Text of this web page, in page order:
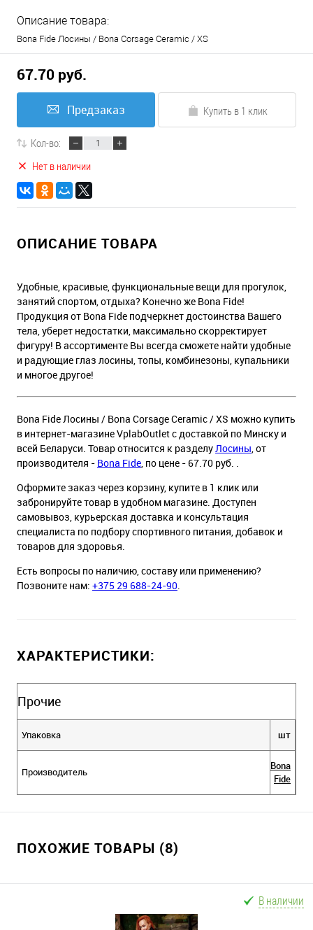
Описание товара:
Bona Fide Лосины / Bona Corsage Ceramic / XS
67.70 руб.
Предзаказ Купить в 1 клик
Кол-во:
Нет в наличии
ОПИСАНИЕ ТОВАРА
Удобные, красивые, функциональные вещи для прогулок,
занятий спортом, отдыха? Конечно же Bona Fide!
Продукция от Bona Fide подчеркнет достоинства Вашего
тела, уберет недостатки, максимально скорректирует
фигуру! В ассортименте Вы всегда сможете найти удобные
и радующие глаз лосины, топы, комбинезоны, купальники
и многое другое!
Bona Fide Лосины / Bona Corsage Ceramic / XS можно купить
в интернет-магазине VplabOutlet с доставкой по Минску и
всей Беларуси. Товар относится к разделуЛосины, от
производителя - Bona Fide, по цене - 67.70 руб. .
Оформите заказ через корзину, купите в 1 клик или
забронируйте товар в удобном магазине. Доступен
самовывоз, курьерская доставка и консультация
специалиста по подбору спортивного питания, добавок и
товаров для здоровья.
Есть вопросы по наличию, составу или применению?
Позвоните нам: +375 29 688-24-90.
ХАРАКТЕРИСТИКИ:
Прочие
Упаковка шт
Производитель
Bona
Fide
ПОХОЖИЕ ТОВАРЫ (8)
В наличии